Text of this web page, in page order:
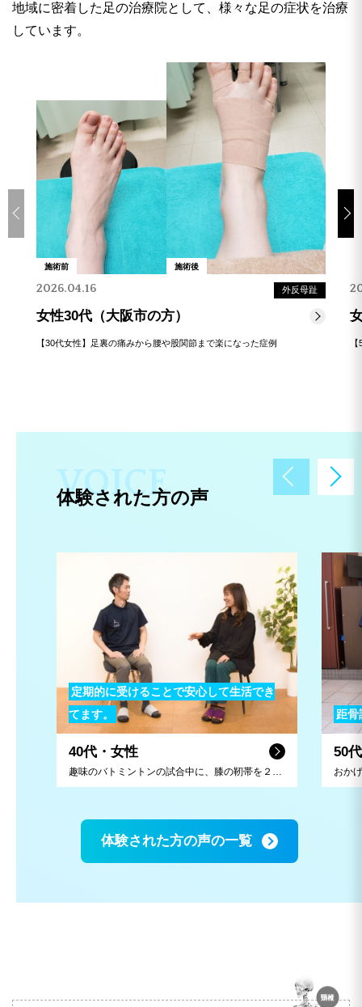
地域に密着した足の治療院として、様々な足の症状を治療
しています。
施術前 施術後
2026.04.16 外反母趾
女性30代（大阪市の方）
【30代女性】足裏の痛みから腰や股関節まで楽になった症例
体験された方の声
VOICE
定期的に受けることで安心して生活でき
てます。
40代・女性
距骨
50
体験された方の声の一覧